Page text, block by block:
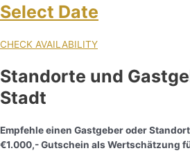
Select Date
CHECK AVAILABILITY
Standorte und
Stadt
Empfehle einen Gastgeber oder
€1.000,- Gutschein als Wertschätzung